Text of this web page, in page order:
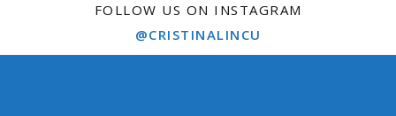
FOLLOW US ON INSTAGRAM
@CRISTINALINCU